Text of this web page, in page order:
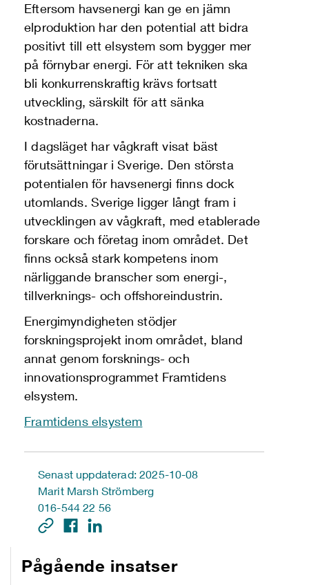
Eftersom havsenergi kan ge en jämn
elproduktion har den potential att bidra
positivt till ett elsystem som bygger mer
på förnybar energi. För att tekniken ska
bli konkurrenskraftig krävs fortsatt
utveckling, särskilt för att sänka
kostnaderna.
I dagsläget har vågkraft visat bäst
förutsättningar i Sverige. Den största
potentialen för havsenergi finns dock
utomlands. Sverige ligger långt fram i
utvecklingen av vågkraft, med etablerade
forskare och företag inom området. Det
finns också stark kompetens inom
närliggande branscher som energi-,
tillverknings- och offshoreindustrin.
Energimyndigheten stödjer
forskningsprojekt inom området, bland
annat genom forsknings- och
innovationsprogrammet Framtidens
elsystem.
Framtidens elsystem
Senast uppdaterad: 2025-10-08
Marit Marsh Strömberg
016-544 22 56
Pågående insatser